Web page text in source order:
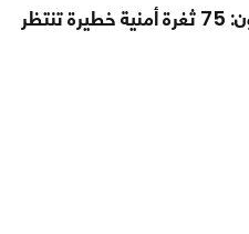
تحذير عاجل لكل مستخدمي آيفون: 75 ثغرة أمنية خطيرة تنتظر